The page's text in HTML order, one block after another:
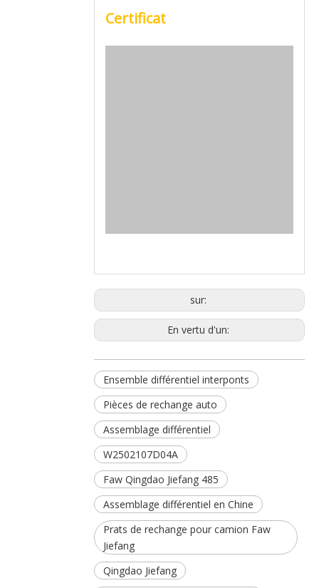
Certificat
sur:
En vertu d'un:
Ensemble différentiel interponts
Pièces de rechange auto
Assemblage différentiel
W2502107D04A
Faw Qingdao Jiefang 485
Assemblage différentiel en Chine
Prats de rechange pour camion Faw
Jiefang
Qingdao Jiefang